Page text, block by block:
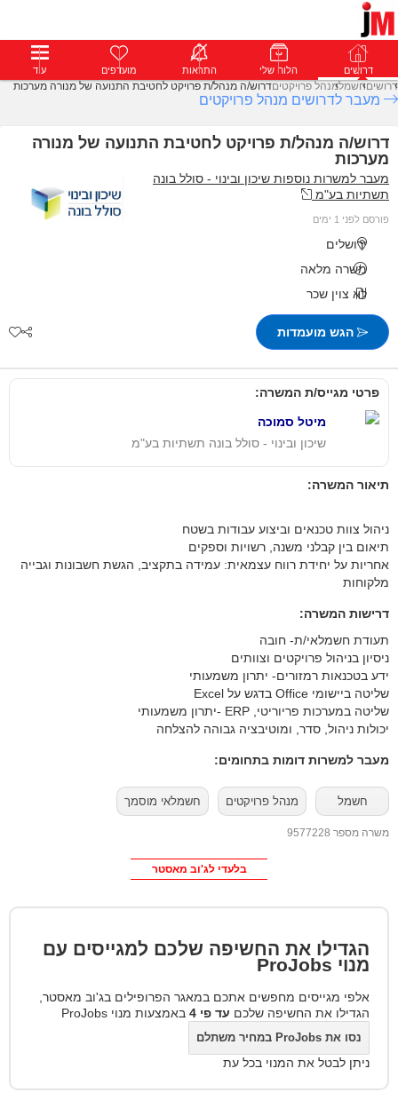
דרושים פרופילים הודעות פרימיום דרושים הלוח שלי התראות מועדפים עוד
דרושיםחשמלמנהל פרויקטיםדרוש/ה מנהל/ת פרויקט לחטיבת התנועה של מנורה מערכות
מעבר לדרושים מנהל פרויקטים
דרוש/ה מנהל/ת פרויקט לחטיבת התנועה של מנורה
מערכות
מעבר למשרות נוספות שיכון ובינוי - סולל בונה
תשתיות בע"מ
פורסם לפני 1 ימים
ירושלים
משרה מלאה
לא צוין שכר
הגש מועמדות
פרטי מגייס/ת המשרה:
מיטל סמוכה
שיכון ובינוי - סולל בונה תשתיות בע"מ
תיאור המשרה:
ניהול צוות טכנאים וביצוע עבודות בשטח
תיאום בין קבלני משנה, רשויות וספקים
אחריות על יחידת רווח עצמאית: עמידה בתקציב, הגשת חשבונות וגבייה
מלקוחות
דרישות המשרה:
תעודת חשמלאי/ת- חובה
ניסיון בניהול פרויקטים וצוותים
ידע בטכנאות רמזורים- יתרון משמעותי
שליטה ביישומי Office בדגש על Excel
שליטה במערכות פריוריטי, ERP -יתרון משמעותי
יכולות ניהול, סדר, ומוטיבציה גבוהה להצלחה
מעבר למשרות דומות בתחומים:
חשמל מנהל פרויקטים חשמלאי מוסמך
משרה מספר 9577228
בלעדי לג'וב מאסטר
הגדילו את החשיפה שלכם למגייסים עם
מנוי ProJobs
אלפי מגייסים מחפשים אתכם במאגר הפרופילים בג'וב מאסטר,
הגדילו את החשיפה שלכם עד פי 4 באמצעות מנוי ProJobs
נסו את ProJobs במחיר משתלם
ניתן לבטל את המנוי בכל עת